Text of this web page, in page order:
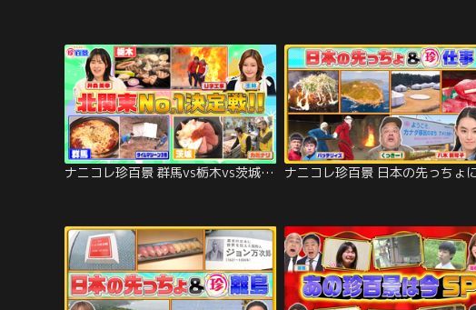
ナニコレ珍百景 群馬vs栃木vs茨城 意地とプライドをかけた北関東No.1決定戦SP！！（2026/03/22放送分）